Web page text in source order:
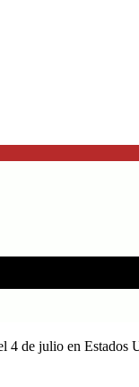
4 de julio en Estados